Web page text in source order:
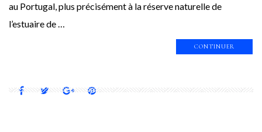
au Portugal, plus précisément à la réserve naturelle de
l’estuaire de …
CONTINUER